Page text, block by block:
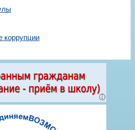
коррупции